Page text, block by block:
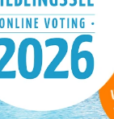
Hahnenkleer
in Niedersachsen.